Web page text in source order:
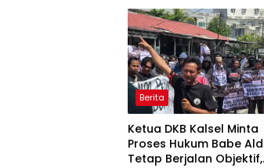
Berita
Ketua DKB Kalsel Minta
Proses Hukum Babe
Tetap Berjalan Objektif,